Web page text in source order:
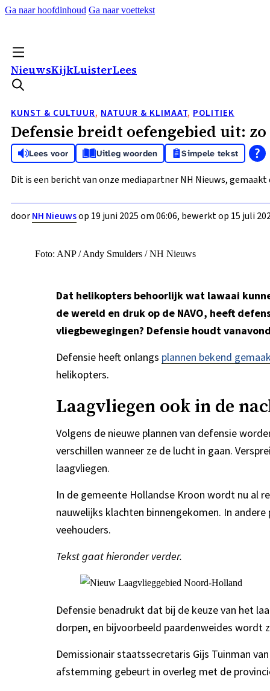
Ga naar hoofdinhoud Ga naar voettekst
NieuwsKijkLuisterLees
KUNST & CULTUUR, NATUUR & KLIMAAT, POLITIEK
Defensie breidt oefengebied uit:
Lees voor Uitleg woorden Simpele tekst
Dit is een bericht van onze mediapartner NH Nieuws, gemaakt
doorNH Nieuwsop 19 juni 2025 om 06:06, bewerkt op 15 juli
Foto: ANP / Andy Smulders / NH Nieuws
Dat helikopters behoorlijk wat lawaai
de wereld en druk op de NAVO, heeft
vliegbewegingen? Defensie houdt
Defensie heeft onlangs plannen bekend
helikopters.
Laagvliegen ook in de
Volgens de nieuwe plannen van defensie
verschillen wanneer ze de lucht in gaan.
laagvliegen.
In de gemeente Hollandse Kroon wordt nu al
nauwelijks klachten binnengekomen. In
veehouders.
Tekst gaat hieronder verder.
Defensie benadrukt dat bij de keuze van het
dorpen, en bijvoorbeeld paardenweides wordt
Demissionair staatssecretaris Gijs Tuinman
afstemming gebeurt in overleg met de